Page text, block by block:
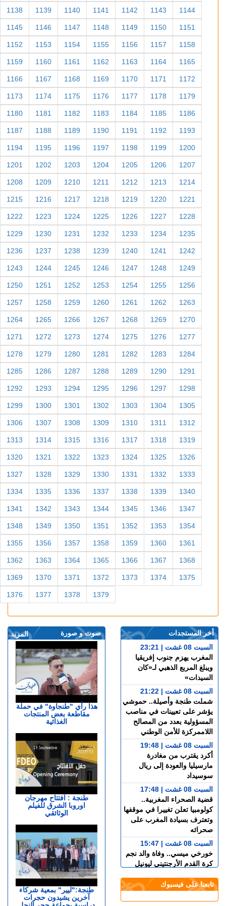
1089 1090 1091 1092 1093 1094 1095
1096 1097 1098 1099 1100 1101 1102
1103 1104 1105 1106 1107 1108 1109
1110 1111 1112 1113 1114 1115 1116
1117 1118 1119 1120 1121 1122 1123
1124 1125 1126 1127 1128 1129 1130
1131 1132 1133 1134 1135 1136 1137
1138 1139 1140 1141 1142 1143 1144
1145 1146 1147 1148 1149 1150 1151
1152 1153 1154 1155 1156 1157 1158
1159 1160 1161 1162 1163 1164 1165
1166 1167 1168 1169 1170 1171 1172
1173 1174 1175 1176 1177 1178 1179
1180 1181 1182 1183 1184 1185 1186
1187 1188 1189 1190 1191 1192 1193
1194 1195 1196 1197 1198 1199 1200
1201 1202 1203 1204 1205 1206 1207
1208 1209 1210 1211 1212 1213 1214
1215 1216 1217 1218 1219 1220 1221
1222 1223 1224 1225 1226 1227 1228
1229 1230 1231 1232 1233 1234 1235
1236 1237 1238 1239 1240 1241 1242
1243 1244 1245 1246 1247 1248 1249
1250 1251 1252 1253 1254 1255 1256
1257 1258 1259 1260 1261 1262 1263
1264 1265 1266 1267 1268 1269 1270
1271 1272 1273 1274 1275 1276 1277
1278 1279 1280 1281 1282 1283 1284
1285 1286 1287 1288 1289 1290 1291
1292 1293 1294 1295 1296 1297 1298
1299 1300 1301 1302 1303 1304 1305
1306 1307 1308 1309 1310 1311 1312
1313 1314 1315 1316 1317 1318 1319
1320 1321 1322 1323 1324 1325 1326
1327 1328 1329 1330
1334
1341 1342 1343 1344 1345 1346 1347
1348 1349 1350 1351 1353 1354
1355 1356 1357 1358 1360 1361
1362 1363 1364 1365 1368
1373 1374 1375
1377 1378
المزيد صوت و صورة
هذا رأي "طنجاوة" في حملة
مقاطعة بعض المنتجات
الغذائية
أخر المستجدات
السبت 08 غشت | 23:21
المغرب يهزم جنوب إفريقيا
ويبلغ المربع الذهبي لـ«كان
السيدات»
السبت 08 غشت | 21:22
شملت طنجة وأصيلة.. حموشي
يؤشر على تعيينات في مناصب
المسؤولية بعدد من المصالح
اللاممركزة للأمن الوطني
السبت 08 غشت | 19:48
أكرد يقترب من مغادرة
مارسيليا والعودة إلى ريال